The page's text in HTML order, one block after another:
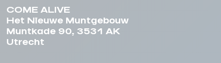
COME ALIVE
Het Nieuwe Muntgebouw
Muntkade 90, 3531 AK
Utrecht